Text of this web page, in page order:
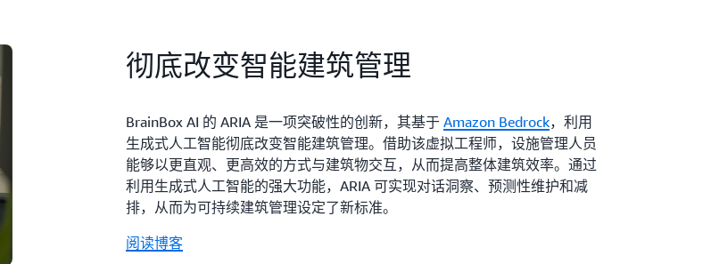
彻底改变智能建筑管理
BrainBox AI 的 ARIA 是一项突破性的创新，其基于 Amazon Bedrock，利用
生成式人工智能彻底改变智能建筑管理。借助该虚拟工程师，设施管理人员
能够以更直观、更高效的方式与建筑物交互，从而提高整体建筑效率。通过
利用生成式人工智能的强大功能，ARIA 可实现对话洞察、预测性维护和减
排，从而为可持续建筑管理设定了新标准。
阅读博客